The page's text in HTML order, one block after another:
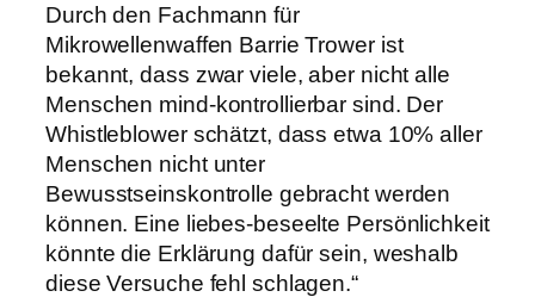
Durch den Fachmann für
Mikrowellenwaffen Barrie Trower ist
bekannt, dass zwar viele, aber nicht alle
Menschen mind-kontrollierbar sind. Der
Whistleblower schätzt, dass etwa 10% aller
Menschen nicht unter
Bewusstseinskontrolle gebracht werden
können. Eine liebes-beseelte Persönlichkeit
könnte die Erklärung dafür sein, weshalb
diese Versuche fehl schlagen.“